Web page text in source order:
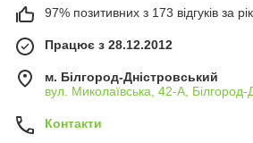
97% позитивних з 173 відгуків за рік
Працює з 28.12.2012
м. Білгород-Дністровський
вул. Миколаївська, 42-А, Білгород-
Контакти